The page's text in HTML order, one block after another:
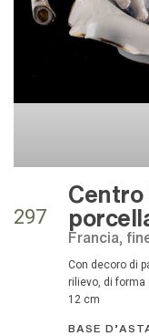
297
Francia,
con decoro di paesaggio e putto con lucertola in
rilievo, di forma
12 cm
BASE